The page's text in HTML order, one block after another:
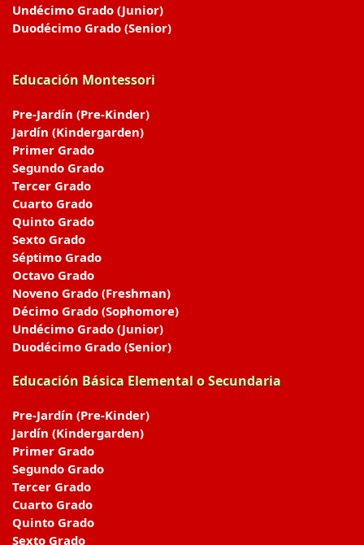
Undécimo Grado (Junior)
Duodécimo Grado (Senior)
Educación Montessori
Pre-Jardín (Pre-Kinder)
Jardín (Kindergarden)
Primer Grado
Segundo Grado
Tercer Grado
Cuarto Grado
Quinto Grado
Sexto Grado
Séptimo Grado
Octavo Grado
Noveno Grado (Freshman)
Décimo Grado (Sophomore)
Undécimo Grado (Junior)
Duodécimo Grado (Senior)
Educación Básica Elemental o Secundaria
Pre-Jardín (Pre-Kinder)
Jardín (Kindergarden)
Primer Grado
Segundo Grado
Tercer Grado
Cuarto Grado
Quinto Grado
Sexto Grado